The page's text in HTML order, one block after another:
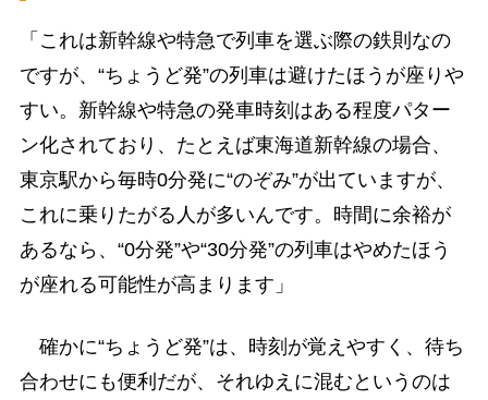
「これは新幹線や特急で列車を選ぶ際の鉄則なの
ですが、“ちょうど発”の列車は避けたほうが座りや
すい。新幹線や特急の発車時刻はある程度パター
ン化されており、たとえば東海道新幹線の場合、
東京駅から毎時0分発に“のぞみ”が出ていますが、
これに乗りたがる人が多いんです。時間に余裕が
あるなら、“0分発”や“30分発”の列車はやめたほう
が座れる可能性が高まります」
確かに“ちょうど発”は、時刻が覚えやすく、待ち
合わせにも便利だが、それゆえに混むというのは